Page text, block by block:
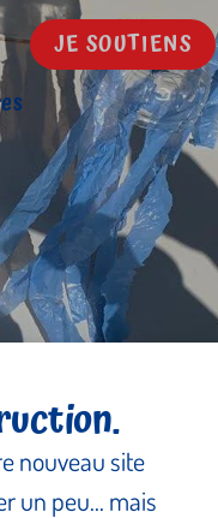
JE SOUTIENS
nouveau site
un peu… mais